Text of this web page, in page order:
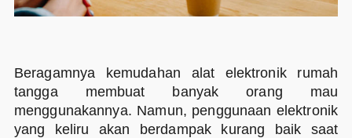
Beragamnya kemudahan alat elektronik rumah
tangga membuat banyak orang mau
menggunakannya. Namun, penggunaan elektronik
yang keliru akan berdampak kurang baik saat